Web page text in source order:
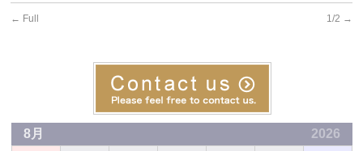
← Full 1/2 →
8月 2026